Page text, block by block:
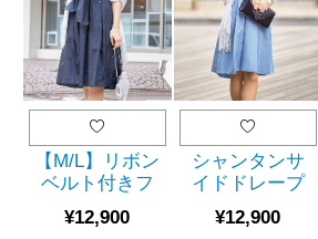
【M/L】リボン
ベルト付きフ
ラワー刺繍ド
レス
¥12,900
シャンタンサ
イドドレープ
レースアップ
ドレス（サッ
¥12,900